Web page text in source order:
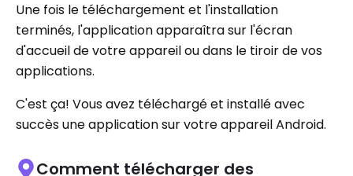
Une fois le téléchargement et l'installation
terminés, l'application apparaîtra sur l'écran
d'accueil de votre appareil ou dans le tiroir de vos
applications.
C'est ça! Vous avez téléchargé et installé avec
succès une application sur votre appareil Android.
Comment télécharger des